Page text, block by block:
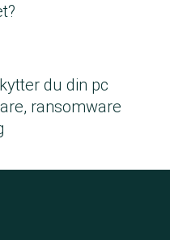
du din pc
ransomware